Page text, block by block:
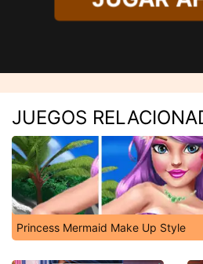
JUEGOS
Princess Mermaid Make Up Style